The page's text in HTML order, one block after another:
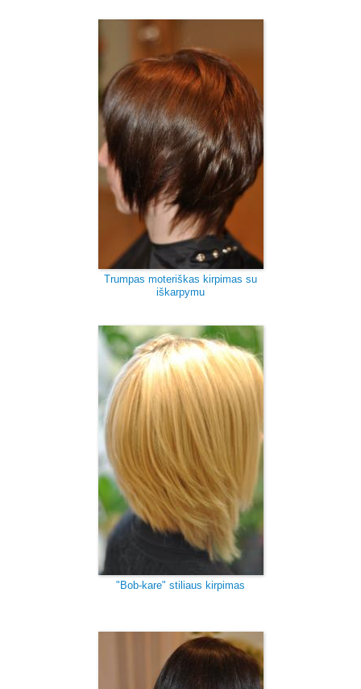
Trumpas moteriškas kirpimas su
iškarpymu
"Bob-kare" stiliaus kirpimas